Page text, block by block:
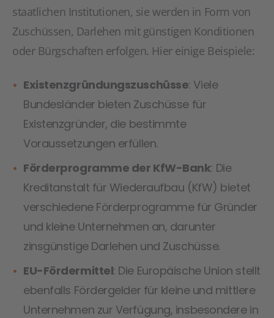
staatlichen Institutionen, sie werden in Form von
Zuschüssen, Darlehen mit günstigen Konditionen
oder Bürgschaften erfolgen. Hier einige Beispiele:
Existenzgründungszuschüsse: Viele
Bundesländer bieten Zuschüsse für
Existenzgründer, die bestimmte
Voraussetzungen erfüllen.
Förderprogramme der KfW-Bank: Die
Kreditanstalt für Wiederaufbau (KfW) bietet
verschiedene Förderprogramme für Gründer
und kleine Unternehmen an, darunter
zinsgünstige Darlehen und Zuschüsse.
EU-Fördermittel: Die Europäische Union stellt
ebenfalls Fördergelder für kleine und mittlere
Unternehmen zur Verfügung, insbesondere in